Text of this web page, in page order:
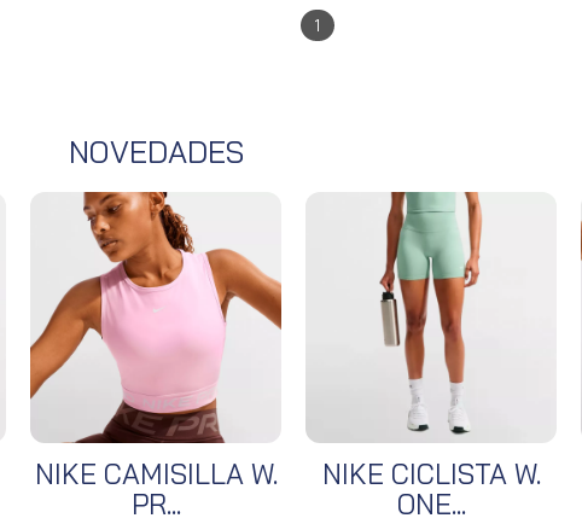
1
NOVEDADES
NIKE CAMISILLA W.
PR...
NIKE CICLISTA W.
ONE...